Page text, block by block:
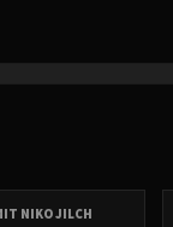
beiApple&
NIKO JILCH